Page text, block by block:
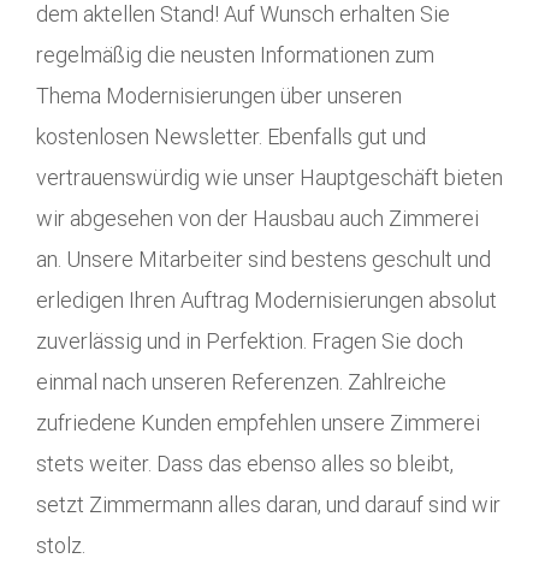
dem aktellen Stand! Auf Wunsch erhalten Sie
regelmäßig die neusten Informationen zum
Thema Modernisierungen über unseren
kostenlosen Newsletter. Ebenfalls gut und
vertrauenswürdig wie unser Hauptgeschäft bieten
wir abgesehen von der Hausbau auch Zimmerei
an. Unsere Mitarbeiter sind bestens geschult und
erledigen Ihren Auftrag Modernisierungen absolut
zuverlässig und in Perfektion. Fragen Sie doch
einmal nach unseren Referenzen. Zahlreiche
zufriedene Kunden empfehlen unsere Zimmerei
stets weiter. Dass das ebenso alles so bleibt,
setzt Zimmermann alles daran, und darauf sind wir
stolz.